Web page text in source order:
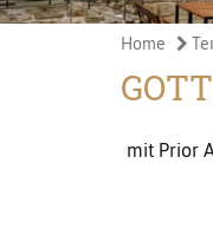
Home
mit Prior